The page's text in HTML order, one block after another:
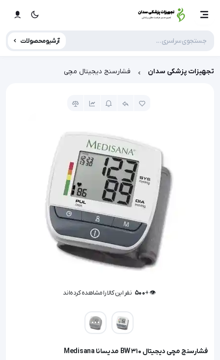
آرشیو محصولات
تجهیزات پزشکی سدان فشارسنج دیجیتال مچی
👁️ +
500 نفر این کالا را مشاهده کرده‌اند
فشارسنج مچی دیجیتال BW 310 مدیسانا Medisana